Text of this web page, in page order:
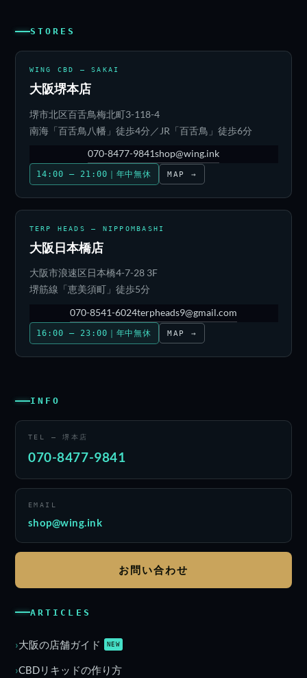
STORES
WING CBD — SAKAI
大阪堺本店
堺市北区百舌鳥梅北町3-118-4
南海「百舌鳥八幡」徒歩4分／JR「百舌鳥」徒歩6分
070-8477-9841shop@wing.ink
14:00 – 21:00｜年中無休 MAP →
TERP HEADS — NIPPOMBASHI
大阪日本橋店
大阪市浪速区日本橋4-7-28 3F
堺筋線「恵美須町」徒歩5分
070-8541-6024terpheads9@gmail.com
16:00 – 23:00｜年中無休 MAP →
INFO
TEL — 堺本店
070-8477-9841
EMAIL
shop@wing.ink
お問い合わせ
ARTICLES
大阪の店舗ガイド NEW
CBDリキッドの作り方